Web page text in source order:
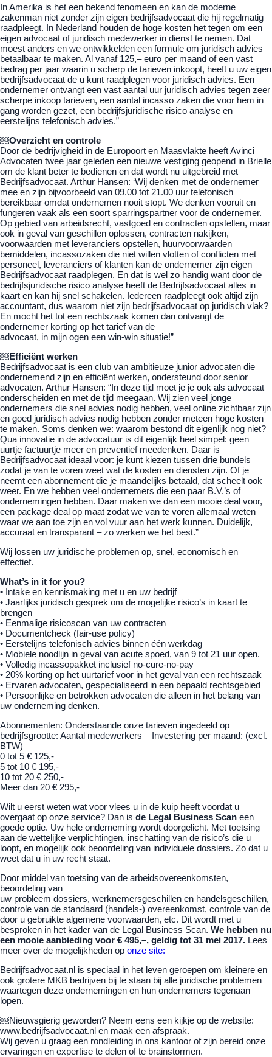
In Amerika is het een bekend fenomeen en kan de moderne
zakenman niet zonder zijn eigen bedrijfsadvocaat die hij regelmatig
raadpleegt. In Nederland houden de hoge kosten het tegen om een
eigen advocaat of juridisch medewerker in dienst te nemen. Dat
moest anders en we ontwikkelden een formule om juridisch advies
betaalbaar te maken. Al vanaf 125,– euro per maand of een vast
bedrag per jaar waarin u scherp de tarieven inkoopt, heeft u uw eigen
bedrijfsadvocaat de u kunt raadplegen voor juridisch advies. Een
ondernemer ontvangt een vast aantal uur juridisch advies tegen zeer
scherpe inkoop tarieven, een aantal incasso zaken die voor hem in
gang worden gezet, een bedrijfsjuridische risico analyse en
eerstelijns telefonisch advies.”
￼Overzicht en controle
Door de bedrijvigheid in de Europoort en Maasvlakte heeft Avinci
Advocaten twee jaar geleden een nieuwe vestiging geopend in Brielle
om de klant beter te bedienen en dat wordt nu uitgebreid met
Bedrijfsadvocaat. Arthur Hansen: ‘Wij denken met de ondernemer
mee en zijn bijvoorbeeld van 09.00 tot 21.00 uur telefonisch
bereikbaar omdat ondernemen nooit stopt. We denken vooruit en
fungeren vaak als een soort sparringspartner voor de ondernemer.
Op gebied van arbeidsrecht, vastgoed en contracten opstellen, maar
ook in geval van geschillen oplossen, contracten nakijken,
voorwaarden met leveranciers opstellen, huurvoorwaarden
bemiddelen, incassozaken die niet willen vlotten of conflicten met
personeel, leveranciers of klanten kan de ondernemer zijn eigen
Bedrijfsadvocaat raadplegen. En dat is wel zo handig want door de
bedrijfsjuridische risico analyse heeft de Bedrijfsadvocaat alles in
kaart en kan hij snel schakelen. Iedereen raadpleegt ook altijd zijn
accountant, dus waarom niet zijn bedrijfsadvocaat op juridisch vlak?
En mocht het tot een rechtszaak komen dan ontvangt de
ondernemer korting op het tarief van de
advocaat, in mijn ogen een win-win situatie!”
￼Efficiënt werken
Bedrijfsadvocaat is een club van ambitieuze junior advocaten die
ondernemend zijn en efficiënt werken, ondersteund door senior
advocaten. Arthur Hansen: “In deze tijd moet je je ook als advocaat
onderscheiden en met de tijd meegaan. Wij zien veel jonge
ondernemers die snel advies nodig hebben, veel online zichtbaar zijn
en goed juridisch advies nodig hebben zonder meteen hoge kosten
te maken. Soms denken we: waarom bestond dit eigenlijk nog niet?
Qua innovatie in de advocatuur is dit eigenlijk heel simpel: geen
uurtje factuurtje meer en preventief meedenken. Daar is
Bedrijfsadvocaat ideaal voor: je kunt kiezen tussen drie bundels
zodat je van te voren weet wat de kosten en diensten zijn. Of je
neemt een abonnement die je maandelijks betaald, dat scheelt ook
weer. En we hebben veel ondernemers die een paar B.V.’s of
ondernemingen hebben. Daar maken we dan een mooie deal voor,
een package deal op maat zodat we van te voren allemaal weten
waar we aan toe zijn en vol vuur aan het werk kunnen. Duidelijk,
accuraat en transparant – zo werken we het best.”
Wij lossen uw juridische problemen op, snel, economisch en
effectief.
What’s in it for you?
• Intake en kennismaking met u en uw bedrijf
• Jaarlijks juridisch gesprek om de mogelijke risico’s in kaart te
brengen
• Eenmalige risicoscan van uw contracten
• Documentcheck (fair-use policy)
• Eerstelijns telefonisch advies binnen één werkdag
• Mobiele noodlijn in geval van acute spoed, van 9 tot 21 uur open.
• Volledig incassopakket inclusief no-cure-no-pay
• 20% korting op het uurtarief voor in het geval van een rechtszaak
• Ervaren advocaten, gespecialiseerd in een bepaald rechtsgebied
• Persoonlijke en betrokken advocaten die alleen in het belang van
uw onderneming denken.
Abonnementen: Onderstaande onze tarieven ingedeeld op
bedrijfsgrootte: Aantal medewerkers – Investering per maand: (excl.
BTW)
0 tot 5 € 125,-
5 tot 10 € 195,-
10 tot 20 € 250,-
Meer dan 20 € 295,-
Wilt u eerst weten wat voor vlees u in de kuip heeft voordat u
overgaat op onze service? Dan is de Legal Business Scan een
goede optie. Uw hele onderneming wordt doorgelicht. Met toetsing
aan de wettelijke verplichtingen, inschatting van de risico’s die u
loopt, en mogelijk ook beoordeling van individuele dossiers. Zo dat u
weet dat u in uw recht staat.
Door middel van toetsing van de arbeidsovereenkomsten,
beoordeling van
uw probleem dossiers, werknemersgeschillen en handelsgeschillen,
controle van de standaard (handels-) overeenkomst, controle van de
door u gebruikte algemene voorwaarden, etc. Dit wordt met u
besproken in het kader van de Legal Business Scan. We hebben nu
een mooie aanbieding voor € 495,–, geldig tot 31 mei 2017. Lees
meer over de mogelijkheden op onze site:
Bedrijfsadvocaat.nl is speciaal in het leven geroepen om kleinere en
ook grotere MKB bedrijven bij te staan bij alle juridische problemen
waartegen deze ondernemingen en hun ondernemers tegenaan
lopen.
￼Nieuwsgierig geworden? Neem eens een kijkje op de website:
www.bedrijfsadvocaat.nl en maak een afspraak.
Wij geven u graag een rondleiding in ons kantoor of zijn bereid onze
ervaringen en expertise te delen of te brainstormen.